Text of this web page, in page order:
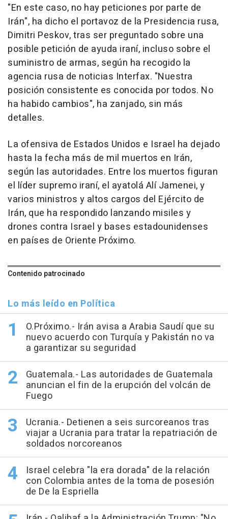
"En este caso, no hay peticiones por parte de
Irán", ha dicho el portavoz de la Presidencia rusa,
Dimitri Peskov, tras ser preguntado sobre una
posible petición de ayuda iraní, incluso sobre el
suministro de armas, según ha recogido la
agencia rusa de noticias Interfax. "Nuestra
posición consistente es conocida por todos. No
ha habido cambios", ha zanjado, sin más
detalles.
La ofensiva de Estados Unidos e Israel ha dejado
hasta la fecha más de mil muertos en Irán,
según las autoridades. Entre los muertos figuran
el líder supremo iraní, el ayatolá Alí Jamenei, y
varios ministros y altos cargos del Ejército de
Irán, que ha respondido lanzando misiles y
drones contra Israel y bases estadounidenses
en países de Oriente Próximo.
Contenido patrocinado
Lo más leído en Política
O.Próximo.- Irán avisa a Arabia Saudí que su
nuevo acuerdo con Turquía y Pakistán no va
a garantizar su seguridad
Guatemala.- Las autoridades de Guatemala
anuncian el fin de la erupción del volcán de
Fuego
Ucrania.- Detienen a seis surcoreanos tras
viajar a Ucrania para tratar la repatriación de
soldados norcoreanos
Israel celebra "la era dorada" de la relación
con Colombia antes de la toma de posesión
de De la Espriella